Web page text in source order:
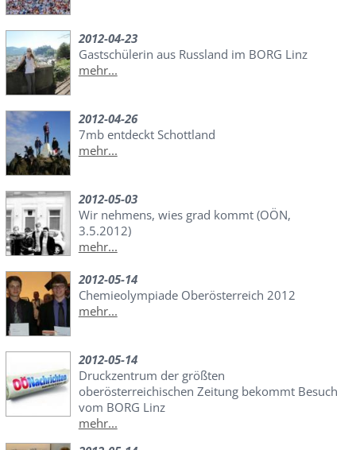
2012-04-23
Gastschülerin aus Russland im BORG Linz
mehr...
2012-04-26
7mb entdeckt Schottland
mehr...
2012-05-03
Wir nehmens, wies grad kommt (OÖN,
3.5.2012)
mehr...
2012-05-14
Chemieolympiade Oberösterreich 2012
mehr...
2012-05-14
Druckzentrum der größten
oberösterreichischen Zeitung bekommt Besuch
vom BORG Linz
mehr...